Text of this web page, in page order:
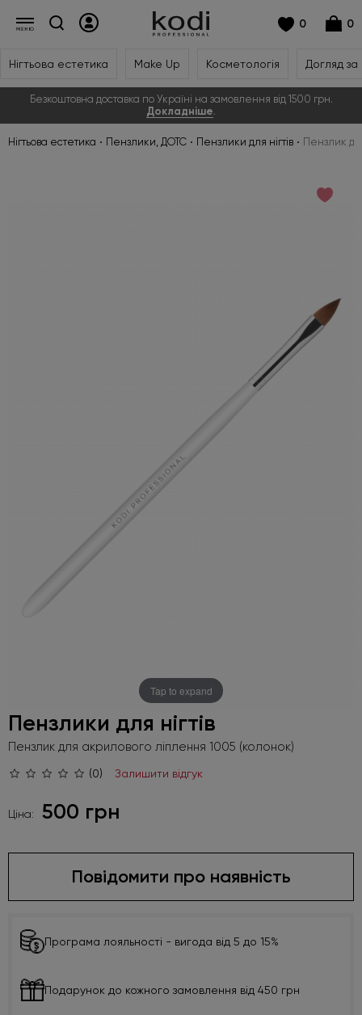
0 0
Нігтьова естетика Make Up Косметологія Догляд
Безкоштовна доставка по Україні на замовлення від 1500 грн.
Докладніше.
Нігтьова естетика Пензлики, ДОТС Пензлики для нігтів Пензлик
Tap to expand
Пензлики для нігтів
Пензлик для акрилового ліплення 1005 (колонок)
(0) Залишити відгук
Ціна: 500 грн
Повідомити про наявність
Програма лояльності - вигода від 5 до 15%
Подарунок до кожного замовлення від 450 грн